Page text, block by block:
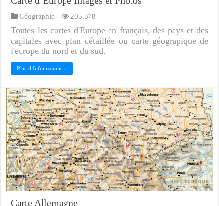
Géographie 205,378
Toutes les cartes d'Europe en français, des pays et des
capitales avec plan détaillée ou carte géograpique de
l'europe du nord et du sud.
Plus d Informations »
Carte Allemagne